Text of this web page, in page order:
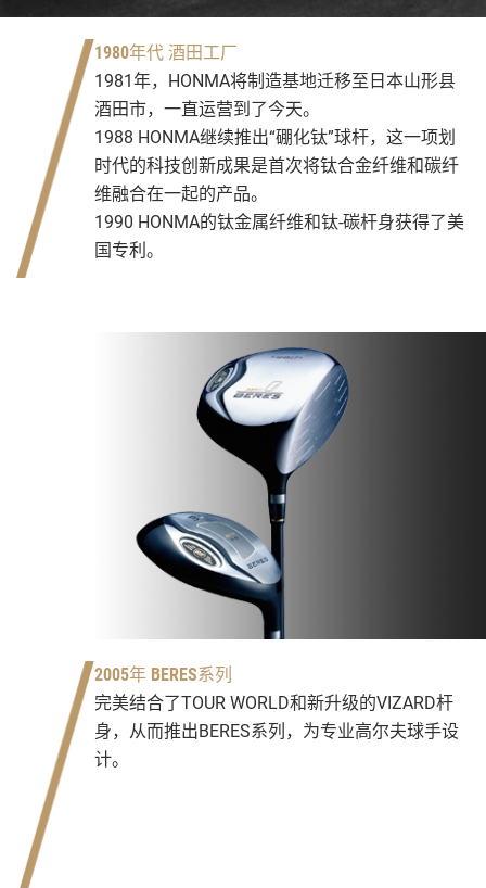
1980年代 酒田工厂
1981年，HONMA将制造基地迁移至日本山形县
酒田市，一直运营到了今天。
1988 HONMA继续推出“硼化钛”球杆，这一项划
时代的科技创新成果是首次将钛合金纤维和碳纤
维融合在一起的产品。
1990 HONMA的钛金属纤维和钛-碳杆身获得了美
国专利。
2005年 BERES系列
完美结合了TOUR WORLD和新升级的VIZARD杆
身，从而推出BERES系列，为专业高尔夫球手设
计。